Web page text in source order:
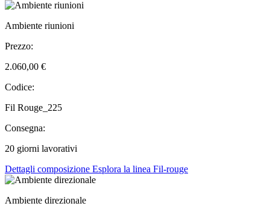
Ambiente riunioni
Prezzo:
2.060,00 €
Codice:
Fil Rouge_225
Consegna:
20 giorni lavorativi
Dettagli composizione Esplora la linea Fil-rouge
Ambiente direzionale